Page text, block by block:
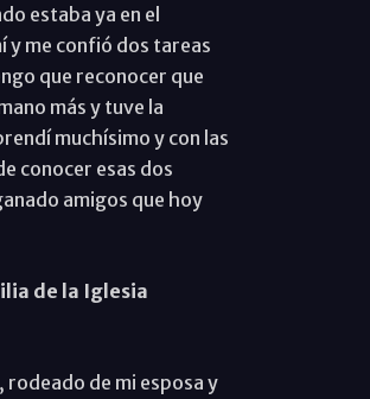
estaba ya en el
y me confió dos tareas
que reconocer que
más y tuve la
muchísimo y con las
conocer esas dos
amigos que hoy
de la Iglesia
de mi esposa y